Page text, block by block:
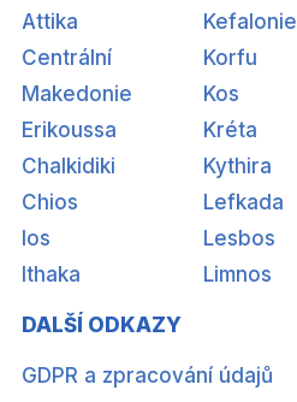
Attika
Centrální
Makedonie
Erikoussa
Chalkidiki
Chios
Ios
Ithaka
Kefalonie
Korfu
Kos
Kréta
Kythira
Lefkada
Lesbos
Limnos
DALŠÍ ODKAZY
GDPR a zpracování údajů